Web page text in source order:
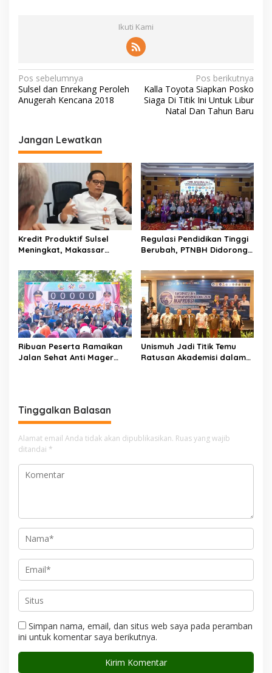
Ikuti Kami
N
a
i
g
a
s
i
p
o
s
Pos sebelumnya
Sulsel dan Enrekang Peroleh
Anugerah Kencana 2018
Pos berikutnya
Kalla Toyota Siapkan Posko
Siaga Di Titik Ini Untuk Libur
Natal Dan Tahun Baru
Jangan Lewatkan
Kredit Produktif Sulsel
Meningkat, Makassar
Regulasi Pendidikan Tinggi
Berubah, PTNBH Didorong
Mutu
Ribuan Peserta Ramaikan
Jalan Sehat Anti Mager
Unismuh Jadi Titik Temu
Ratusan Akademisi dalam
Tinggalkan Balasan
Alamat email Anda tidak akan dipublikasikan. Ruas yang wajib
ditandai *
Simpan nama, email, dan situs web saya pada peramban
ini untuk komentar saya berikutnya.